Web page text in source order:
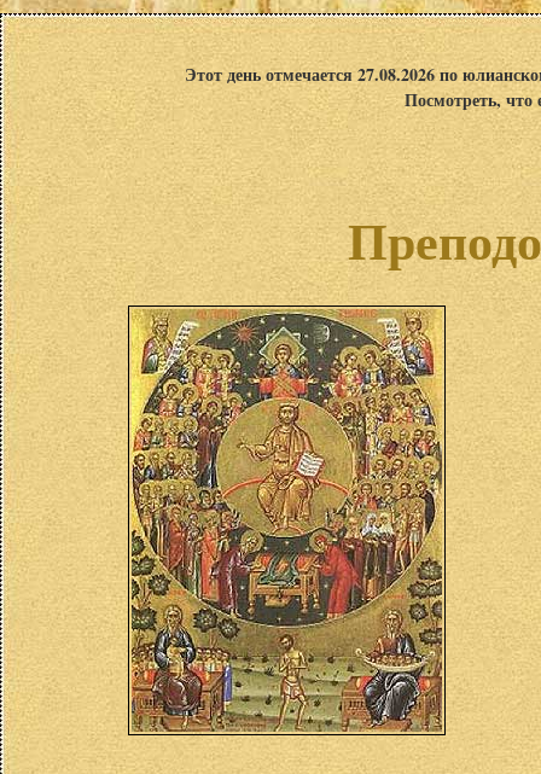
Этот день отмечается 27.08.2026 по
Посмотреть,